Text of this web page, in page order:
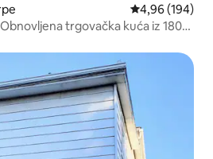
Prosječna
4,96 (194)
trgovačka kuća iz 1800-